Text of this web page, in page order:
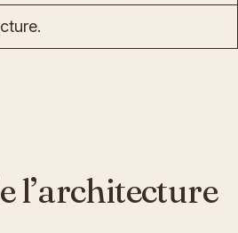
l’architecture